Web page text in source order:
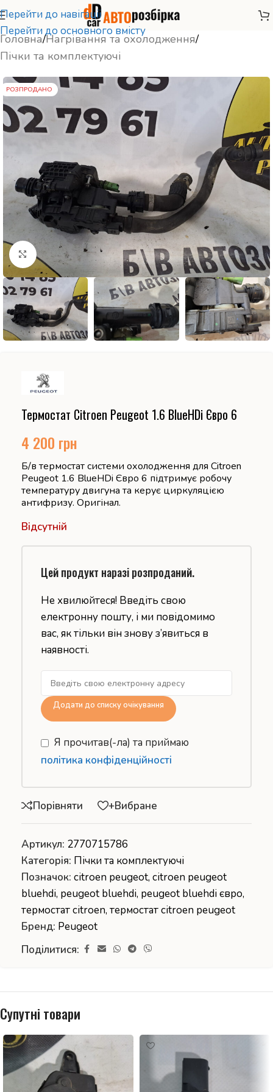
Перейти до навігації
Перейти до основного вмісту
Головна/Нагрівання та охолодження/
Пічки та комплектуючі
РОЗПРОДАНО
Натисніть, щоб збільшити
Термостат Citroen Peugeot 1.6 BlueHDi Євро 6
4 200 грн
Б/в термостат системи охолодження для Citroen
Peugeot 1.6 BlueHDi Євро 6 підтримує робочу
температуру двигуна та керує циркуляцією
антифризу. Оригінал.
Відсутній
Цей продукт наразі розпроданий.
Не хвилюйтеся! Введіть свою
електронну пошту, і ми повідомимо
вас, як тільки він знову з’явиться в
наявності.
Додати до списку очікування
Я прочитав(-ла) та приймаю
політика конфіденційності
Порівняти +Вибране
Артикул: 2770715786
Категорія: Пічки та комплектуючі
Позначок: citroen peugeot, citroen peugeot
bluehdi, peugeot bluehdi, peugeot bluehdi євро,
термостат citroen, термостат citroen peugeot
Бренд: Peugeot
Поділитися:
Супутні товари